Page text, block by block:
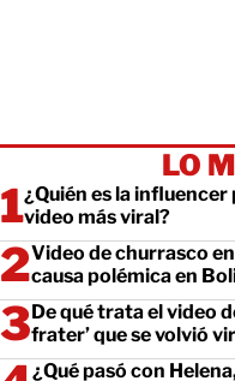
LO
¿Quién es la influencer
video más viral?
Video de churrasco
causa polémica en
De qué trata el video
frater’ que se volvió
¿Qué pasó con